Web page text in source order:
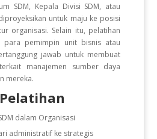
SDM, Kepala Divisi SDM, atau
untuk maju ke posisi
organisasi. Selain itu, pelatihan
para pemimpin unit bisnis atau
jawab untuk membuat
manajemen sumber daya
mereka.
dalam Organisasi
administratif ke strategis